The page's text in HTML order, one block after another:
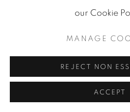
our Cookie
MANAGE
REJECT NON
ACCEPT
ARTISTE DE